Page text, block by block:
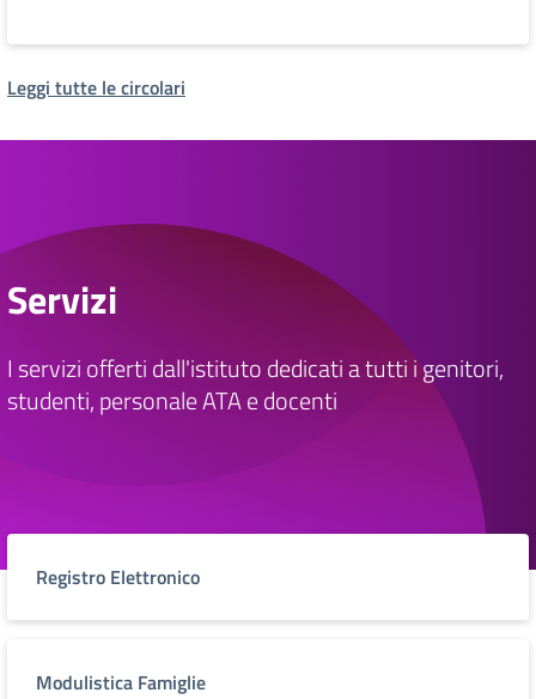
Leggi tutte le circolari
Servizi
I servizi offerti dall'istituto dedicati a tutti i genitori,
studenti, personale ATA e docenti
Registro Elettronico
Modulistica Famiglie